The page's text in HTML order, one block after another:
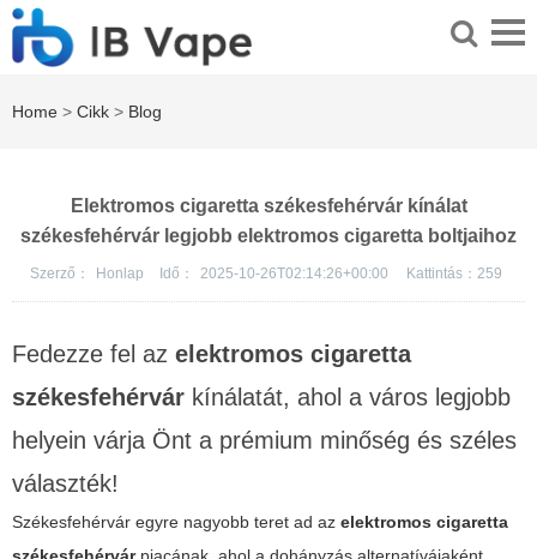
Home > Cikk > Blog
Elektromos cigaretta székesfehérvár kínálat
székesfehérvár legjobb elektromos cigaretta boltjaihoz
Szerző： Honlap Idő： 2025-10-26T02:14:26+00:00 Kattintás： 259
Fedezze fel az elektromos cigaretta
székesfehérvár kínálatát, ahol a város legjobb
helyein várja Önt a prémium minőség és széles
választék!
Székesfehérvár egyre nagyobb teret ad az elektromos cigaretta